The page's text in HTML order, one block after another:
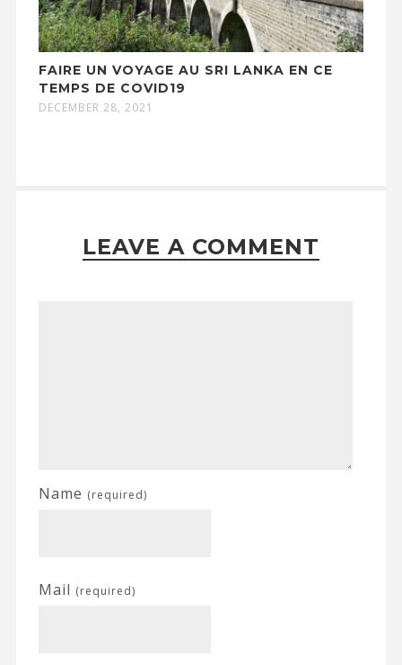
FAIRE UN VOYAGE AU SRI LANKA EN CE
TEMPS DE COVID19
DECEMBER 28, 2021
LEAVE A COMMENT
Name (required)
Mail (required)